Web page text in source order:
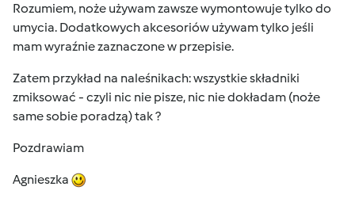
Rozumiem, noże używam zawsze wymontowuje tylko do
umycia. Dodatkowych akcesoriów używam tylko jeśli
mam wyraźnie zaznaczone w przepisie.
Zatem przykład na naleśnikach: wszystkie składniki
zmiksować - czyli nic nie pisze, nic nie dokładam (noże
same sobie poradzą) tak ?
Pozdrawiam
Agnieszka